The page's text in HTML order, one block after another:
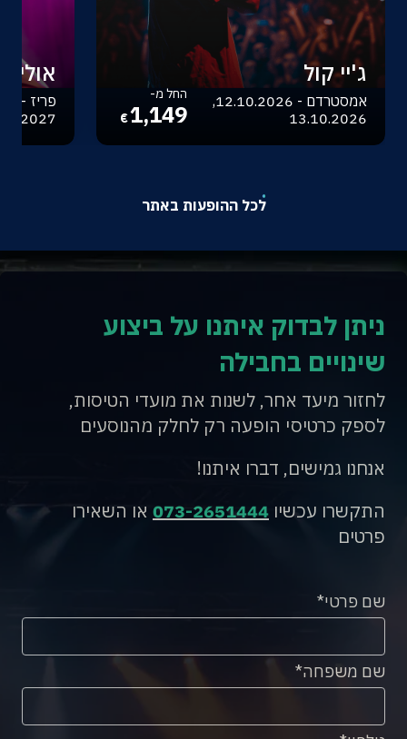
ג'יי קול
אמסטרדם - 12.10.2026,
13.10.2026
החל מ-
1,149
€
לכל ההופעות באתר
ניתן לבדוק איתנו על ביצוע
שינויים בחבילה
לחזור מיעד אחר, לשנות את מועדי הטיסות,
לספק כרטיסי הופעה רק לחלק מהנוסעים
אנחנו גמישים, דברו איתנו!
התקשרו עכשיו 073-2651444 או השאירו
פרטים
שם פרטי
שם משפחה